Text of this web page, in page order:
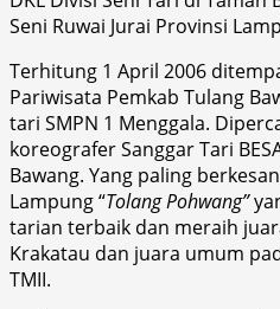
Seni Ruwai Jurai Provinsi
Terhitung 1 April 2006
Pariwisata Pemkab Tulang
tari SMPN 1 Menggala.
koreografer Sanggar Tari
Bawang. Yang paling
Lampung “TolangPohwang”
tarian terbaik dan meraih
Krakatau dan juara umum
TMII.